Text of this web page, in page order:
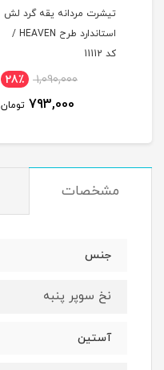
تیشرت مردانه یقه گرد لش
استاندارد طرح HEAVEN /
کد 11112
1,090,000 28٪
793,000 تومان
مشخصات
جنس
نخ سوپر پنبه
آستین